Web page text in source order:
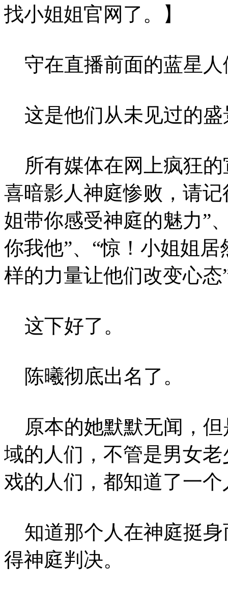
找小姐姐官网了。】
守在直播前面的蓝星人
这是他们从未见过的盛
所有媒体在网上疯狂的
喜暗影人神庭惨败，请
姐带你感受神庭的魅力”
你我他”、“惊！小姐姐
样的力量让他们改变心
这下好了。
陈曦彻底出名了。
原本的她默默无闻，但
域的人们，不管是男女
戏的人们，都知道了一个
知道那个人在神庭挺身
得神庭判决。